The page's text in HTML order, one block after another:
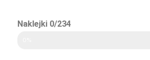
Naklejki 0/234